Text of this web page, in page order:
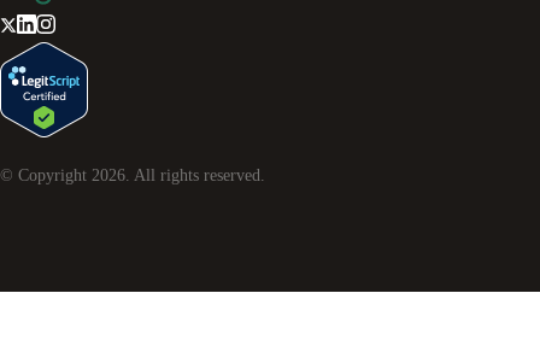
© Copyright 2026 . All rights reserved.